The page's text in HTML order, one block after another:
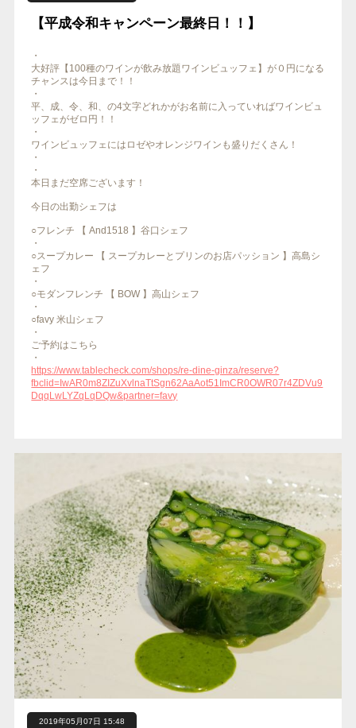
【平成令和キャンペーン最終日！！】
・
大好評【100種のワインが飲み放題ワインビュッフェ】が０円になる
チャンスは今日まで！！
・
平、成、令、和、の4文字どれかがお名前に入っていればワインビュ
ッフェがゼロ円！！
・
ワインビュッフェにはロゼやオレンジワインも盛りだくさん！
・
・
本日まだ空席ございます！
今日の出勤シェフは
○フレンチ 【 And1518 】谷口シェフ
・
○スープカレー 【 スープカレーとプリンのお店パッション 】高島シ
ェフ
・
○モダンフレンチ 【 BOW 】高山シェフ
・
○favy 米山シェフ
・
ご予約はこちら
・
https://www.tablecheck.com/shops/re-dine-ginza/reserve?
fbclid=IwAR0m8ZIZuXvlnaTtSgn62AaAot51ImCR0OWR07r4ZDVu9
DqqLwLYZqLqDQw&partner=favy
2019年05月07日 15:48